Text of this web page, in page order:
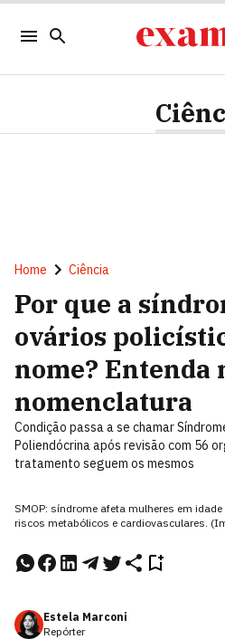
Home Ciência
Por que a
ovários
nome? Entenda
nomenclatura
Condição passa a se chamar
Poliendócrina após revisão com 56
tratamento seguem os mesmos
SMOP: síndrome afeta mulheres em
riscos metabólicos e cardiovasculares.
Estela Marconi
Repórter